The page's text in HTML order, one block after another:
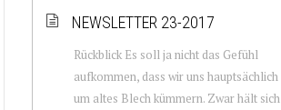
NEWSLETTER 23-2017
Rückblick Es soll ja nicht das Gefühl
aufkommen, dass wir uns hauptsächlich
um altes Blech kümmern. Zwar hält sich